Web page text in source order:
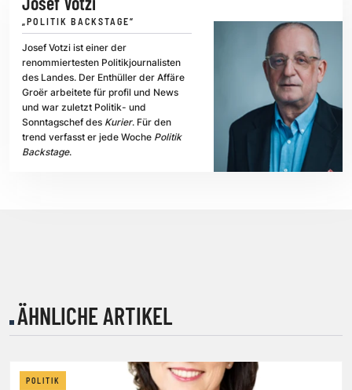
„POLITIK BACKSTAGE“
Josef Votzi ist einer der
renommiertesten Politikjournalisten
des Landes. Der Enthüller der Affäre
Groër arbeitete für profil und News
und war zuletzt Politik- und
Sonntagschef des Kurier. Für den
trend verfasst er jede Woche Politik
Backstage.
ÄHNLICHE ARTIKEL
POLITIK